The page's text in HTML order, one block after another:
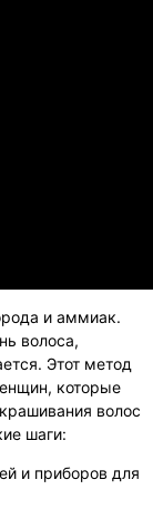
и аммиак.
волоса,
Этот метод
которые
волос
шаги:
и приборов для